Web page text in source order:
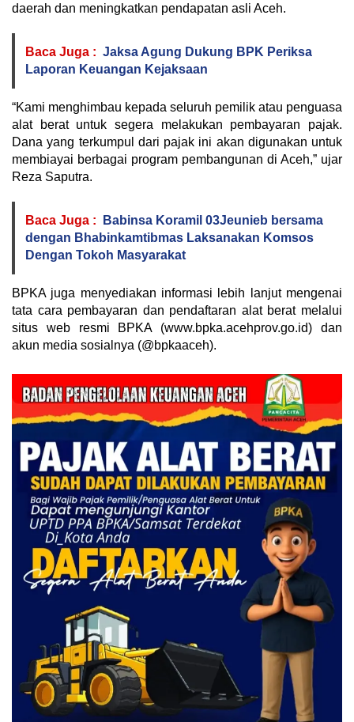
daerah dan meningkatkan pendapatan asli Aceh.
Baca Juga : Jaksa Agung Dukung BPK Periksa
Laporan Keuangan Kejaksaan
“Kami menghimbau kepada seluruh pemilik atau penguasa
alat berat untuk segera melakukan pembayaran pajak.
Dana yang terkumpul dari pajak ini akan digunakan untuk
membiayai berbagai program pembangunan di Aceh,” ujar
Reza Saputra.
Baca Juga :
Babinsa Koramil 03Jeunieb bersama
dengan Bhabinkamtibmas Laksanakan Komsos
Dengan Tokoh Masyarakat
BPKA juga menyediakan informasi lebih lanjut mengenai
tata cara pembayaran dan pendaftaran alat berat melalui
situs web resmi BPKA (www.bpka.acehprov.go.id) dan
akun media sosialnya (@bpkaaceh).